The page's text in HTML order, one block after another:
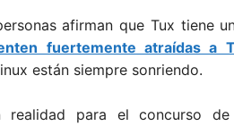
afirman que Tux tiene
fuertemente atraídas a
están siempre sonriendo.
realidad para el concurso